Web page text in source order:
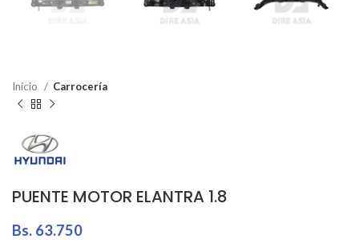
Inicio Carrocería
PUENTE MOTOR ELANTRA 1.8
Bs. 63.750